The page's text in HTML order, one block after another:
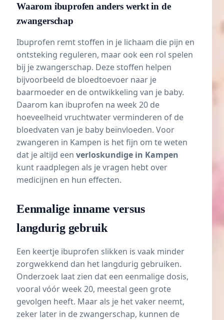
Waarom ibuprofen anders werkt in de
zwangerschap
Ibuprofen remt stoffen in je lichaam die pijn en
ontsteking reguleren, maar ook een rol spelen
bij je zwangerschap. Deze stoffen helpen
bijvoorbeeld de bloedtoevoer naar je
baarmoeder en de ontwikkeling van je baby.
Daarom kan ibuprofen na week 20 de
hoeveelheid vruchtwater verminderen of de
bloedvaten van je baby beïnvloeden. Voor
zwangeren in Kampen is het fijn om te weten
dat je altijd een verloskundige in Kampen
kunt raadplegen als je vragen hebt over
medicijnen en hun effecten.
Eenmalige inname versus
langdurig gebruik
Een keertje ibuprofen slikken is vaak minder
zorgwekkend dan het langdurig gebruiken.
Onderzoek laat zien dat een eenmalige dosis,
vooral vóór week 20, meestal geen grote
gevolgen heeft. Maar als je het vaker neemt,
zeker later in de zwangerschap, kunnen de